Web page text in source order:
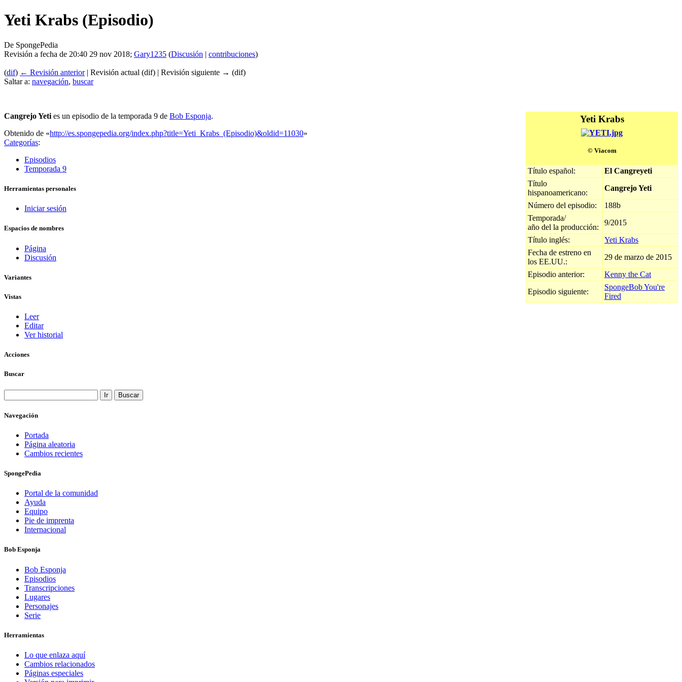
Yeti Krabs (Episodio)
De SpongePedia
Revisión a fecha de 20:40 29 nov 2018; Gary1235 (Discusión | contribuciones)
(dif) ← Revisión anterior| Revisión actual (dif) | Revisión siguiente → (dif)
Saltar a: navegación, buscar
Yeti Krabs
© Viacom
Título español:
El Cangreyeti
Título
hispanoamericano:
Cangrejo Yeti
Número del episodio:
188b
Temporada/
año del la producción:
9/2015
Título inglés:
Yeti Krabs
Fecha de estreno en
los EE.UU.:
29 de marzo de 2015
Episodio anterior:
Kenny the Cat
Episodio siguiente:
SpongeBob You're
Fired
Cangrejo Yeti es un episodio de la temporada 9 de Bob Esponja.
Obtenido de «http://es.spongepedia.org/index.php?title=Yeti_Krabs_(Episodio)&oldid=11030»
Categorías:
Episodios
Temporada 9
Herramientas personales
Iniciar sesión
Espacios de nombres
Página
Discusión
Variantes
Vistas
Leer
Editar
Ver historial
Acciones
Buscar
Navegación
Portada
Página aleatoria
Cambios recientes
SpongePedia
Portal de la comunidad
Ayuda
Equipo
Pie de imprenta
Internacional
Bob Esponja
Bob Esponja
Episodios
Transcripciones
Lugares
Personajes
Serie
Herramientas
Lo que enlaza aquí
Cambios relacionados
Páginas especiales